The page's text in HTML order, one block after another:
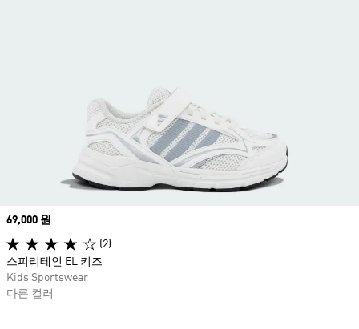
Price
69,000 원
(2)
스피리테인 EL 키즈
Kids Sportswear
다른 컬러